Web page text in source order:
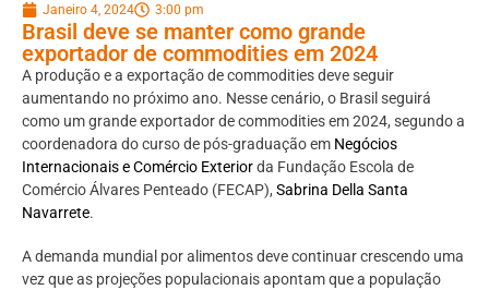
Janeiro 4, 2024 3:00 pm
Brasil deve se manter como grande
exportador de commodities em 2024
A produção e a exportação de commodities deve seguir
aumentando no próximo ano. Nesse cenário, o Brasil seguirá
como um grande exportador de commodities em 2024, segundo a
coordenadora do curso de pós-graduação em Negócios
Internacionais e Comércio Exteriorda Fundação Escola de
Comércio Álvares Penteado (FECAP), Sabrina Della Santa
Navarrete.
A demanda mundial por alimentos deve continuar crescendo uma
vez que as projeções populacionais apontam que a população